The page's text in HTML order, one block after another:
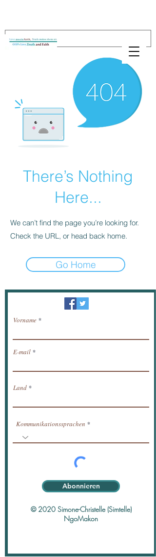
There’s Nothing
Here...
We can’t find the page you’re looking for.
Check the URL, or head back home.
Go Home
Newsletter / erhalten Nachrichten per E-Mail.
Vorname
E-mail
Land
Kommunikationssprachen
Abonnieren
© 2020 Simone-Christelle (Simtelle)
NgoMakon